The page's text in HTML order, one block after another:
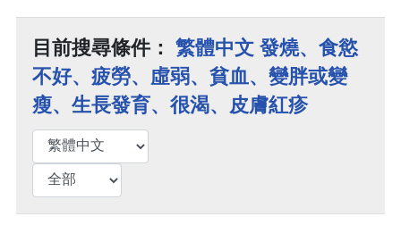
目前搜尋條件： 繁體中文 發燒、食慾
不好、疲勞、虛弱、貧血、變胖或變
瘦、生長發育、很渴、皮膚紅疹